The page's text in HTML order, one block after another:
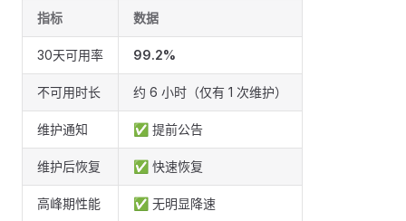
指标 数据
30天可用率 99.2%
不可用时长 约 6 小时（仅有 1 次维护）
维护通知 ✅ 提前公告
维护后恢复 ✅ 快速恢复
高峰期性能 ✅ 无明显降速